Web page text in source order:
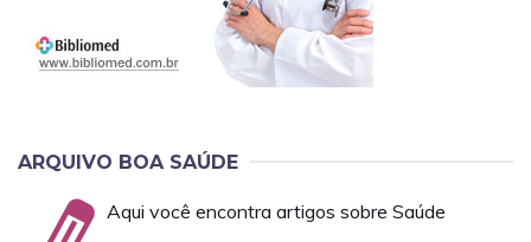
ARQUIVO BOA SAÚDE
Aqui você encontra artigos sobre Saúde